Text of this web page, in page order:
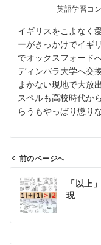
英語学習コ
イギリスをこよなく
ーがきっかけでイギ
でオックスフォード
ディンバラ大学へ交
まかない現地で大放
スペルも高校時代か
らうもやっぱり懲り
前のページへ
「以上
現